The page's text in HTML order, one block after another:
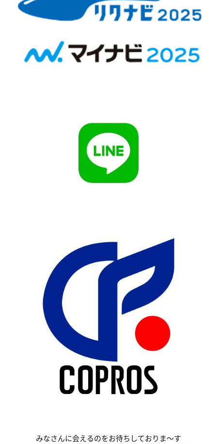
みなさんに会えるのをお待ちしておりま～す